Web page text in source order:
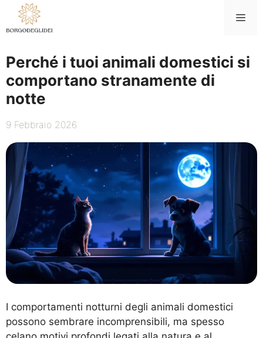
contenuto
Perché i tuoi animali domestici si
comportano stranamente di
notte
9 Febbraio 2026
I comportamenti notturni degli animali domestici
possono sembrare incomprensibili, ma spesso